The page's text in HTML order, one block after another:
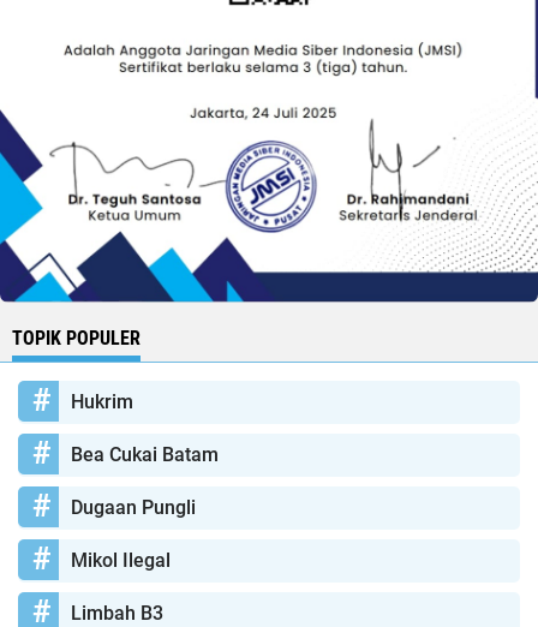
TOPIK POPULER
Hukrim
Bea Cukai Batam
Dugaan Pungli
Mikol Ilegal
Limbah B3